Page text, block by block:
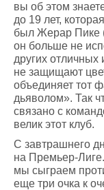
вы об этом
до 19 лет,
был Жерар Пике
он больше не
других отличных
не защищают
объединяет тот
дьяволом». Так
связано с
велик этот клуб.
С завтрашнего
на Премьер-
мы сыграем
еще три очка к